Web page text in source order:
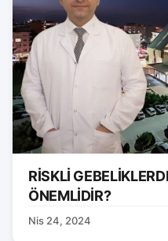
RİSKLİ
ÖNEMLİDİR?
Nis 24, 2024